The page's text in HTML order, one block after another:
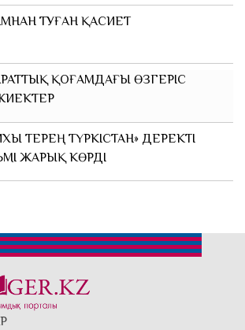
ТУҒАН ҚАСИЕТ
ҚОҒАМДАҒЫ ӨЗГЕРІС
ТЕРЕҢ ТҮРКІСТАН» ДЕРЕКТІ
ЖАРЫҚ КӨРДІ